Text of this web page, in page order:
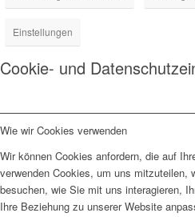
Einstellungen
Cookie- und
Wie wir Cookies verwenden
Wir können Cookies anfordern, die auf
verwenden Cookies, um uns mitzuteilen,
besuchen, wie Sie mit uns interagieren,
Ihre Beziehung zu unserer Website